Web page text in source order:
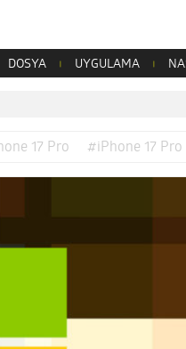
DOSYA UYGULAMA
17 Pro #iPhone 17 Pro